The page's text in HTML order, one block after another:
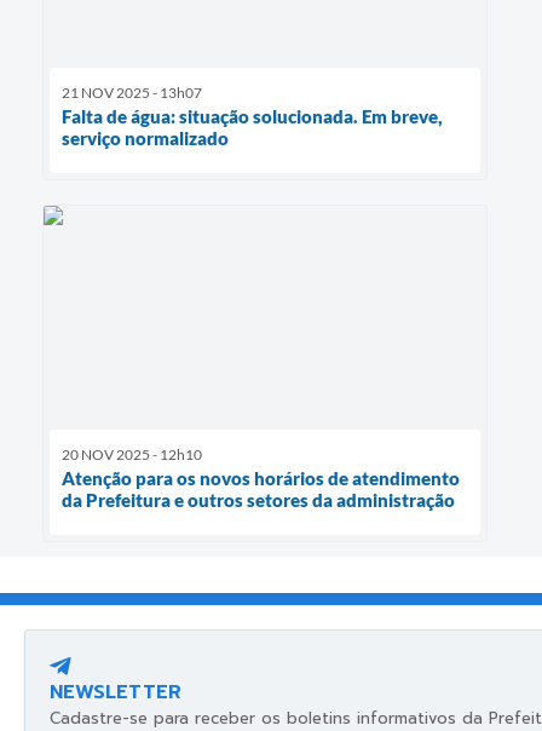
21 NOV 2025 - 13h07
Falta de água: situação solucionada. Em breve,
serviço normalizado
20 NOV 2025 - 12h10
Atenção para os novos horários de atendimento
da Prefeitura e outros setores da administração
NEWSLETTER
Cadastre-se para receber os boletins informativos da